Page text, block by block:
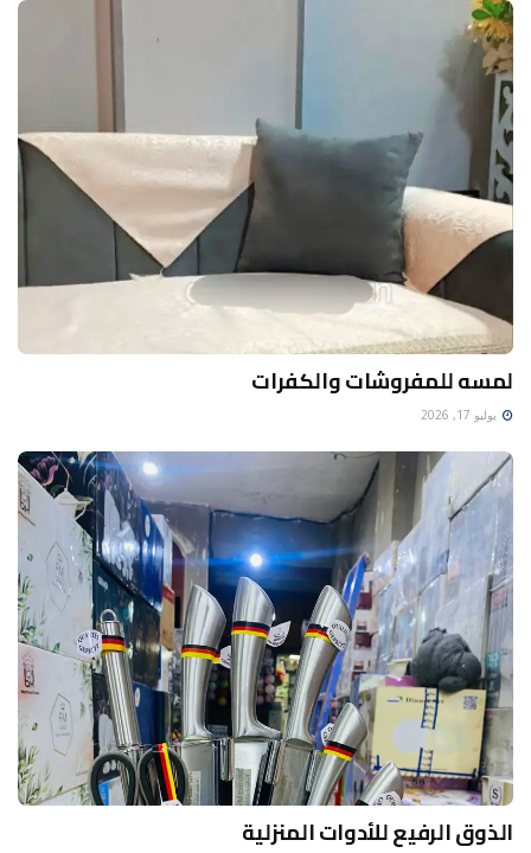
لمسه للمفروشات والكفرات
يوليو 17, 2026
الذوق الرفيع للأدوات المنزلية